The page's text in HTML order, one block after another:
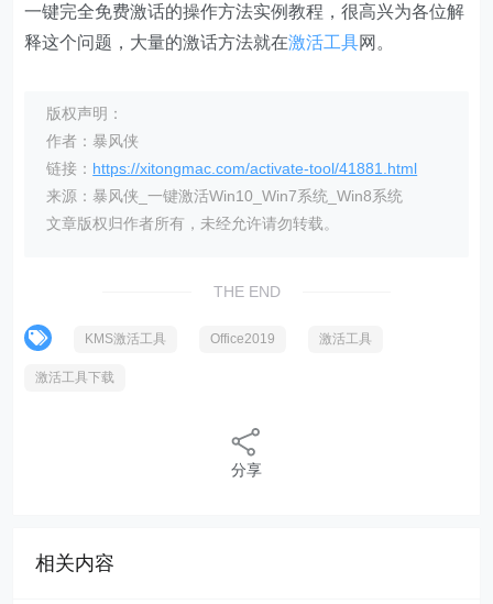
一键完全免费激话的操作方法实例教程，很高兴为各位解
释这个问题，大量的激话方法就在激活工具网。
版权声明：
作者：暴风侠
链接： https://xitongmac.com/activate-tool/41881.html
来源：暴风侠_一键激活Win10_Win7系统_Win8系统
文章版权归作者所有，未经允许请勿转载。
THE END
KMS激活工具 Office2019 激活工具
激活工具下载
分享
相关内容